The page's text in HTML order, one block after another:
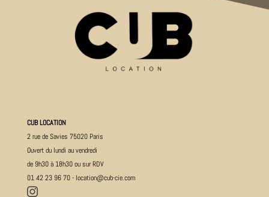
CUB LOCATION
2 rue de Savies 75020 Paris
Ouvert du lundi au vendredi
de 9h30 à 18h30 ou sur RDV
01 42 23 96 70- location@cub-cie.com
